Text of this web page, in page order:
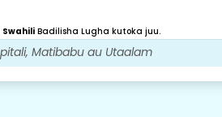
Swahili Badilisha Lugha kutoka juu.